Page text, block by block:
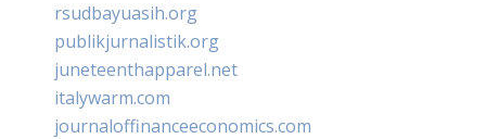
rsudbayuasih.org
publikjurnalistik.org
juneteenthapparel.net
italywarm.com
journaloffinanceeconomics.com